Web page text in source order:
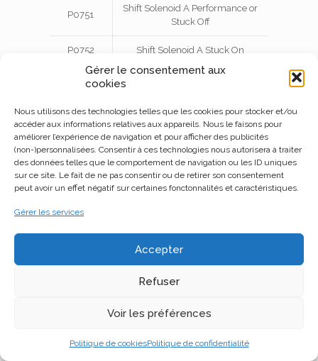
Gérer le consentement aux
cookies
Nous utilisons des technologies telles que les cookies pour stocker et/ou
accéder aux informations relatives aux appareils. Nous le faisons pour
améliorer l’expérience de navigation et pour afficher des publicités
(non-)personnalisées. Consentir à ces technologies nous autorisera à traiter
des données telles que le comportement de navigation ou les ID uniques
sur ce site. Le fait de ne pas consentir ou de retirer son consentement
peut avoir un effet négatif sur certaines fonctonnalités et caractéristiques.
Gérer les services
Accepter
Refuser
Voir les préférences
Politique de cookiesPolitique de confidentialité
P0751
Shift Solenoid A Performance or
Stuck Off
P0752 Shift Solenoid A Stuck On
P0753
P0754
Solénoïde de décalage A
intermittent
P0755
Dysfonctionnement du solénoïde
B de changement de vitesse
P0756
Shift Solenoid B Stuck On
électrique
Solénoïde de décalage B